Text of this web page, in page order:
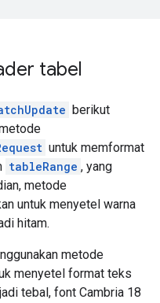
tabel
berikut
untuk memformat
tableRange , yang
metode
untuk menyetel warna
hitam.
metode
menyetel format teks
tebal, font Cambria 18